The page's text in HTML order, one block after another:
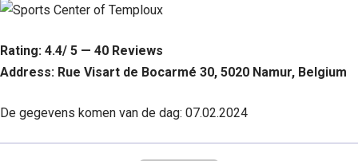
Rating: 4.4/ 5 — 40 Reviews
Address: Rue Visart de Bocarmé 30, 5020 Namur, Belgium
De gegevens komen van de dag: 07.02.2024